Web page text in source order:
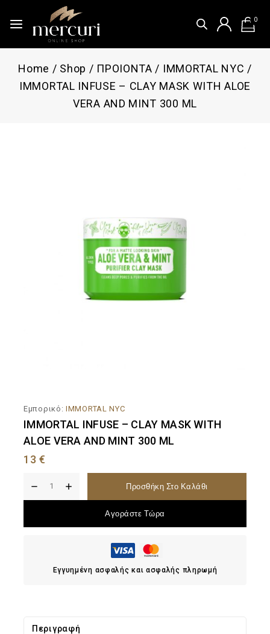
0
Home / Shop / ΠΡΟΙΟΝΤΑ / IMMORTAL NYC /
IMMORTAL INFUSE – CLAY MASK WITH ALOE
VERA AND MINT 300 ML
Εμπορικό: IMMORTAL NYC
IMMORTAL INFUSE – CLAY MASK WITH
ALOE VERA AND MINT 300 ML
13€
Προσθήκη Στο Καλάθι
Αγοράστε Τώρα
Εγγυημένη ασφαλής και ασφαλής πληρωμή
Περιγραφή